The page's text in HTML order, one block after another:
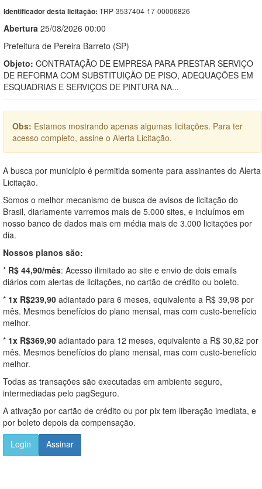
Identificador desta licitação: TRP-3537404-17-00006826
Abertura 25/08/2026 00:00
Prefeitura de Pereira Barreto (SP)
Objeto: CONTRATAÇÃO DE EMPRESA PARA PRESTAR SERVIÇO
DE REFORMA COM SUBSTITUIÇÃO DE PISO, ADEQUAÇÕES EM
ESQUADRIAS E SERVIÇOS DE PINTURA NA...
Obs: Estamos mostrando apenas algumas licitações. Para ter
acesso completo, assine o Alerta Licitação.
A busca por município é permitida somente para assinantes do Alerta
Licitação.
Somos o melhor mecanismo de busca de avisos de licitação do
Brasil, diariamente varremos mais de 5.000 sites, e incluímos em
nosso banco de dados mais em média mais de 3.000 licitações por
dia.
Nossos planos são:
* R$ 44,90/mês: Acesso ilimitado ao site e envio de dois emails
diários com alertas de licitações, no cartão de crédito ou boleto.
* 1x R$239,90 adiantado para 6 meses, equivalente a R$ 39,98 por
mês. Mesmos benefícios do plano mensal, mas com custo-benefício
melhor.
* 1x R$369,90 adiantado para 12 meses, equivalente a R$ 30,82 por
mês. Mesmos benefícios do plano mensal, mas com custo-benefício
melhor.
Todas as transações são executadas em ambiente seguro,
intermediadas pelo pagSeguro.
A ativação por cartão de crédito ou por pix tem liberação imediata, e
por boleto depois da compensação.
Login
Assinar